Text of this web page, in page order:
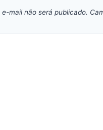
mail não será publicado.